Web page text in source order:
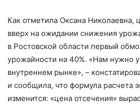
Как отметила Оксана
вверх на ожидании снижения
в Ростовской области первый
урожайности на 40%. «Нам нужно
внутреннем рынке», –
и сообщила, что формула расчета
изменится: «цена отсечения»